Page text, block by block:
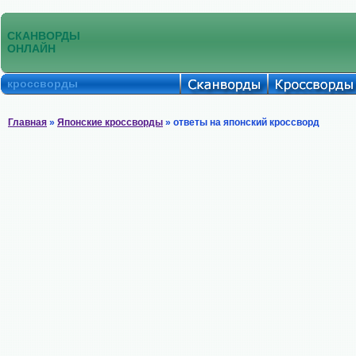
СКАНВОРДЫ
ОНЛАЙН
кроссворды
Главная » Японские кроссворды » ответы на японский кроссворд